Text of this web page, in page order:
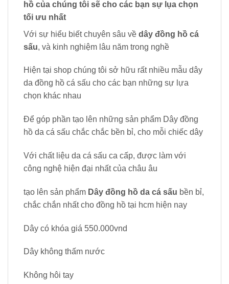
hồ của chúng tôi sẽ cho các bạn sự lụa chọn
tối ưu nhất
Với sự hiểu biết chuyên sâu về dây đồng hồ cá
sấu, và kinh nghiệm lâu năm trong nghề
Hiện tại shop chúng tôi sở hữu rất nhiều mẫu dây
da đồng hồ cá sấu cho các bạn những sự lựa
chọn khác nhau
Để góp phần tạo lên những sản phẩm Dây đồng
hồ da cá sấu chắc chắc bền bỉ, cho mỗi chiếc dây
Với chất liệu da cá sấu ca cấp, được làm với
công nghệ hiện đại nhất của châu âu
tạo lên sản phẩm Dây đồng hồ da cá sấu bền bỉ,
chắc chắn nhất cho đồng hồ tại hcm hiện nay
Dây có khóa giá 550.000vnd
Dây không thấm nước
Không hôi tay